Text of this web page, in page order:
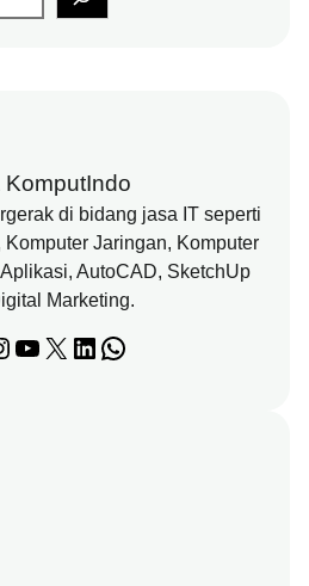
KomputIndo
di bidang jasa IT seperti
Jaringan, Komputer
AutoCAD, SketchUp
Marketing.
YouTube X LinkedIn WhatsApp